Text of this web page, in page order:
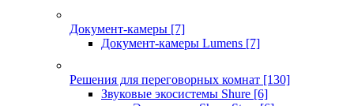
Документ-камеры [7]
Документ-камеры Lumens [7]
Решения для переговорных комнат [130]
Звуковые экосистемы Shure [6]